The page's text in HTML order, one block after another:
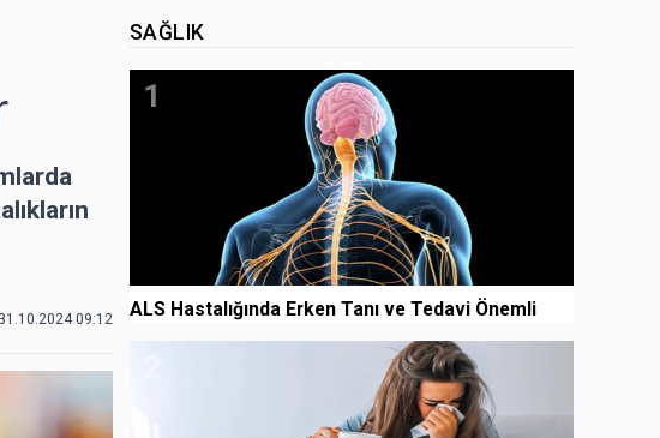
31.10.2024 09:12
SAĞLIK
1
ALS Hastalığında Erken Tanı ve Tedavi Önemli